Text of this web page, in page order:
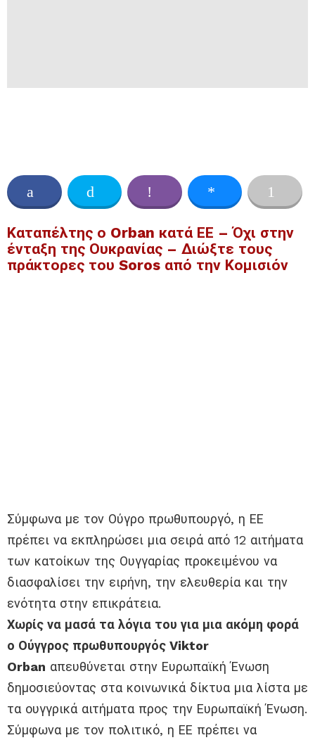
Καταπέλτης ο Orban κατά ΕΕ – Όχι στην
ένταξη της Ουκρανίας – Διώξτε τους
πράκτορες του Soros από την Κομισιόν
Σύμφωνα με τον Ούγρο πρωθυπουργό, η ΕΕ
πρέπει να εκπληρώσει μια σειρά από 12 αιτήματα
των κατοίκων της Ουγγαρίας προκειμένου να
διασφαλίσει την ειρήνη, την ελευθερία και την
ενότητα στην επικράτεια.
Χωρίς να μασά τα λόγια του για μια ακόμη φορά
ο Ούγγρος πρωθυπουργός Viktor
Orban απευθύνεται στην Ευρωπαϊκή Ένωση
δημοσιεύοντας στα κοινωνικά δίκτυα μια λίστα με
τα ουγγρικά αιτήματα προς την Ευρωπαϊκή Ένωση.
Σύμφωνα με τον πολιτικό, η ΕΕ πρέπει να